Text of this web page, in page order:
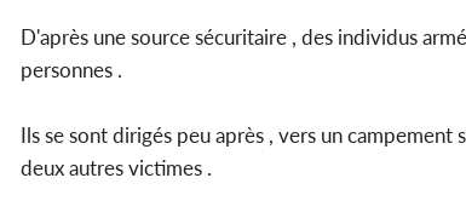
D'après une source sécuritaire , des individus
personnes .
Ils se sont dirigés peu après , vers un
deux autres victimes .